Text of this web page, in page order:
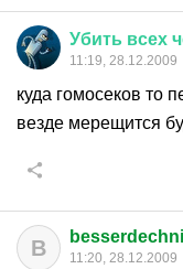
Убить всех
11:19, 28.12.2009
куда гомосеков то
везде мерещится
B 11:20, 28.12.2009